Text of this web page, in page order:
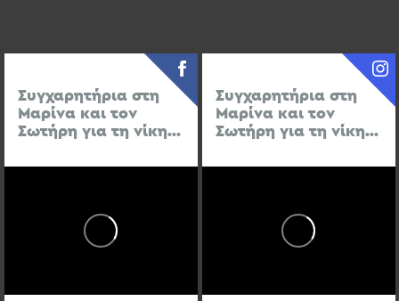
Συγχαρητήρια στη
Μαρίνα και τον
Σωτήρη για τη νίκη...
Συγχαρητήρια στη
Μαρίνα και τον
Σωτήρη για τη νίκη...